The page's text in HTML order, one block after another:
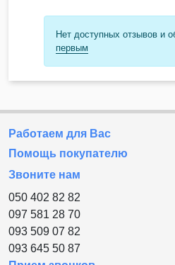
Нет доступных отзывов и
первым
Работаем для Вас
Помощь покупателю
Звоните нам
050 402 82 82
097 581 28 70
093 509 07 82
093 645 50 87